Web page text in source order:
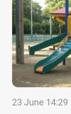
23 June 14:29